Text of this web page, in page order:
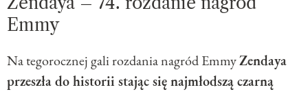
Emmy
Na tegorocznej gali rozdania nagród EmmyZendaya
przeszła do historii stając się najmłodszą czarną